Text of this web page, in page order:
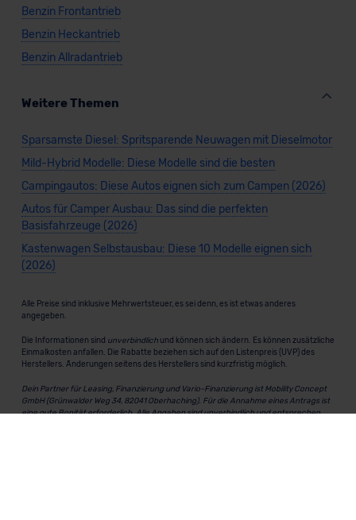
Benzin Frontantrieb
Benzin Heckantrieb
Benzin Allradantrieb
Weitere Themen
Sparsamste Diesel: Spritsparende Neuwagen mit Dieselmotor
Mild-Hybrid Modelle: Diese Modelle sind die besten
Campingautos: Diese Autos eignen sich zum Campen (2026)
Autos für Camper Ausbau: Das sind die perfekten
Basisfahrzeuge (2026)
Kastenwagen Selbstausbau: Diese 10 Modelle eignen sich
(2026)
Alle Preise sind inklusive Mehrwertsteuer, es sei denn, es ist etwas anderes
angegeben.
Die Informationen sind unverbindlichund können sich ändern. Es können zusätzliche
Einmalkosten anfallen. Die Rabatte beziehen sich auf den Listenpreis (UVP) des
Herstellers. Änderungen seitens des Herstellers sind kurzfristig möglich.
Dein Partner für Leasing, Finanzierung und Vario-Finanzierung ist Mobility Concept
GmbH (Grünwalder Weg 34, 82041 Oberhaching). Für die Annahme eines Antrags ist
eine gute Bonität erforderlich. Alle Angaben sind unverbindlich und entsprechen